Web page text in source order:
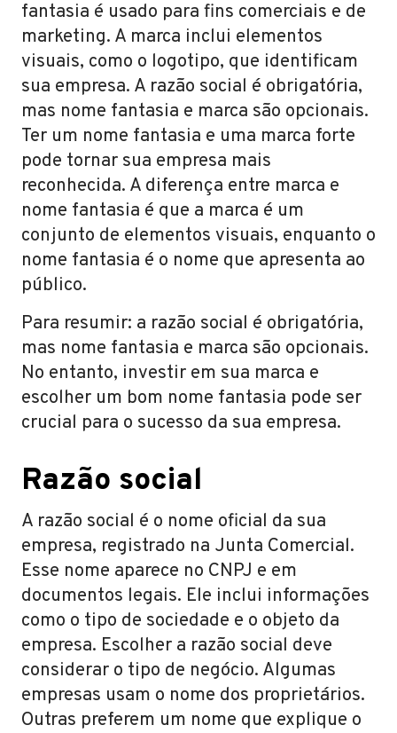
fantasia é usado para fins comerciais e de
marketing. A marca inclui elementos
visuais, como o logotipo, que identificam
sua empresa. A razão social é obrigatória,
mas nome fantasia e marca são opcionais.
Ter um nome fantasia e uma marca forte
pode tornar sua empresa mais
reconhecida. A diferença entre marca e
nome fantasia é que a marca é um
conjunto de elementos visuais, enquanto o
nome fantasia é o nome que apresenta ao
público.
Para resumir: a razão social é obrigatória,
mas nome fantasia e marca são opcionais.
No entanto, investir em sua marca e
escolher um bom nome fantasia pode ser
crucial para o sucesso da sua empresa.
Razão social
A razão social é o nome oficial da sua
empresa, registrado na Junta Comercial.
Esse nome aparece no CNPJ e em
documentos legais. Ele inclui informações
como o tipo de sociedade e o objeto da
empresa. Escolher a razão social deve
considerar o tipo de negócio. Algumas
empresas usam o nome dos proprietários.
Outras preferem um nome que explique o